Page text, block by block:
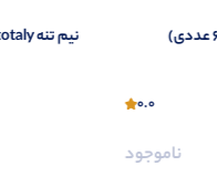
0.0
ناموجود
نیم تنه totaly (پک 5 عددی)